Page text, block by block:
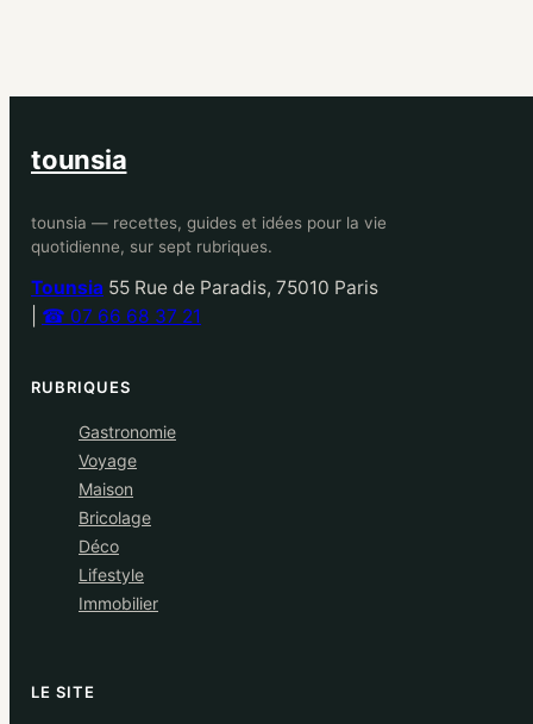
tounsia
tounsia — recettes, guides et idées pour la vie
quotidienne, sur sept rubriques.
Tounsia 55 Rue de Paradis, 75010 Paris
☎ 07 66 68 37 21
RUBRIQUES
Gastronomie
Voyage
Maison
Bricolage
Déco
Lifestyle
Immobilier
LE SITE